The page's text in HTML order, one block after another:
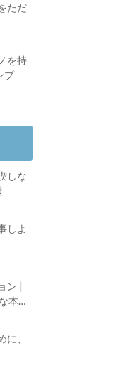
ただ
を持
プ
しな
しよ
ン |
本屋
、